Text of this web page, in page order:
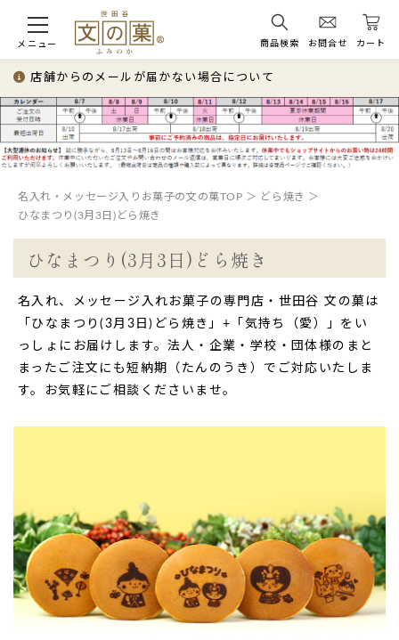
メニュー 商品検索 お問合せ カート
店舗からのメールが届かない場合について
名入れ・メッセージ入りお菓子の文の菓TOP
どら焼き
ひなまつり(3月3日)どら焼き
ひなまつり(3月3日)どら焼き
名入れ、メッセージ入れお菓子の専門店・世田谷 文の菓は
「ひなまつり(3月3日)どら焼き」+「気持ち（愛）」をい
っしょにお届けします。法人・企業・学校・団体様のまと
まったご注文にも短納期（たんのうき）でご対応いたしま
す。お気軽にご相談くださいませ。